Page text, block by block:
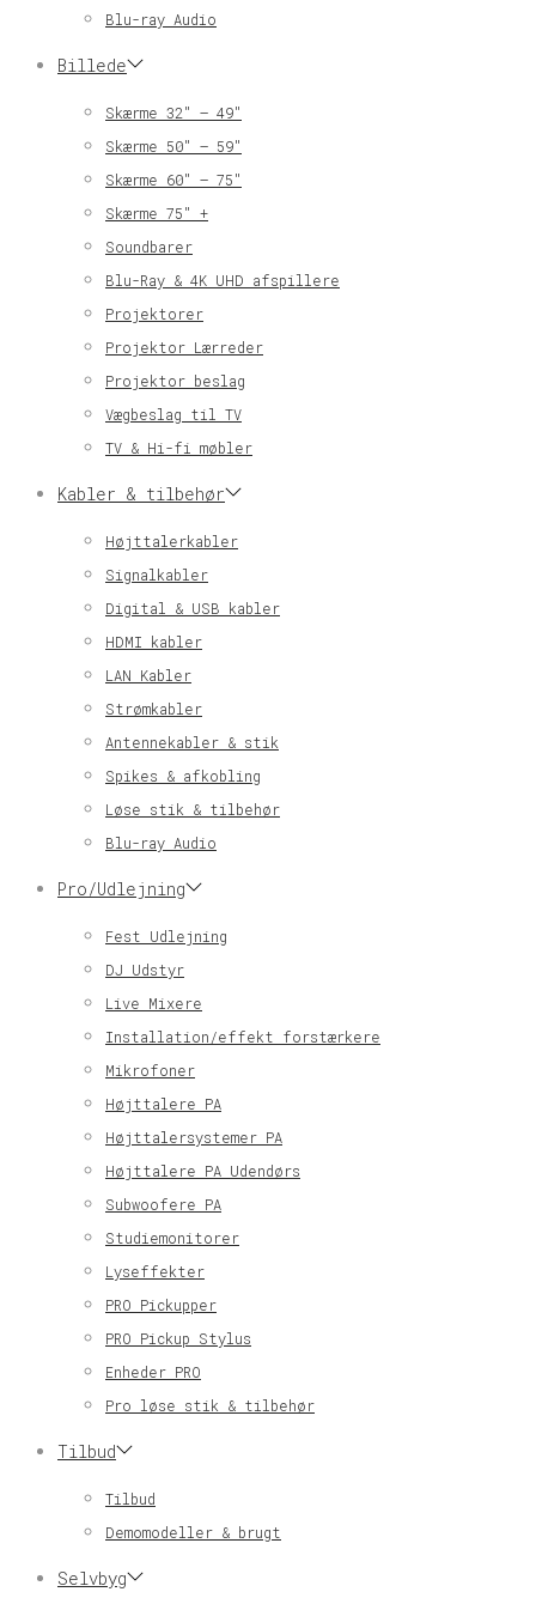
Blu-ray Audio
Billede
Skærme 32″ – 49″
Skærme 50″ – 59″
Skærme 60″ – 75″
Skærme 75″ +
Soundbarer
Blu-Ray & 4K UHD afspillere
Projektorer
Projektor Lærreder
Projektor beslag
Vægbeslag til TV
TV & Hi-fi møbler
Kabler & tilbehør
Højttalerkabler
Signalkabler
Digital & USB kabler
HDMI kabler
LAN Kabler
Strømkabler
Antennekabler & stik
Spikes & afkobling
Løse stik & tilbehør
Blu-ray Audio
Pro/Udlejning
Fest Udlejning
DJ Udstyr
Live Mixere
Installation/effekt forstærkere
Mikrofoner
Højttalere PA
Højttalersystemer PA
Højttalere PA Udendørs
Subwoofere PA
Studiemonitorer
Lyseffekter
PRO Pickupper
PRO Pickup Stylus
Enheder PRO
Pro løse stik & tilbehør
Tilbud
Tilbud
Demomodeller & brugt
Selvbyg